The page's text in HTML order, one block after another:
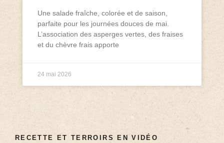
Une salade fraîche, colorée et de saison,
parfaite pour les journées douces de mai.
L’association des asperges vertes, des fraises
et du chèvre frais apporte
24 mai 2026
RECETTE ET TERROIRS EN VIDÉO